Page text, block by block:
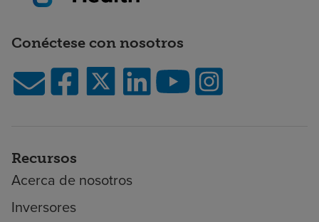
Conéctese con nosotros
Recursos
Acerca de nosotros
Inversores